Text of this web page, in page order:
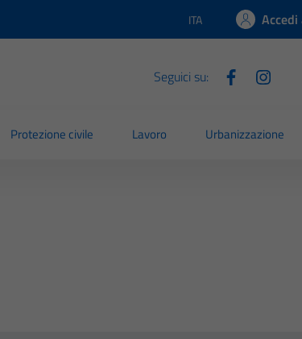
Lingua attiva:
ITA
Seguici su:
Protezione civile Lavoro Urbanizzazione